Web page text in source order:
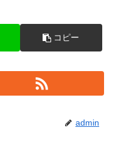
コピー
admin